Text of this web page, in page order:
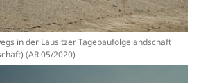
in der Lausitzer Tagebaufolgelandschaft
(AR 05/2020)